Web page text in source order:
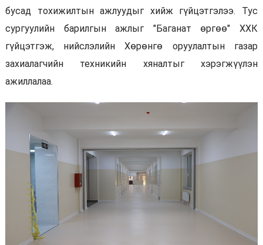
бусад тохижилтын ажлуудыг хийж гүйцэтгэлээ. Тус
сургуулийн барилгын ажлыг "Баганат өргөө" ХХК
гүйцэтгэж, нийслэлийн Хөрөнгө оруулалтын газар
захиалагчийн техникийн хяналтыг хэрэгжүүлэн
ажиллалаа.